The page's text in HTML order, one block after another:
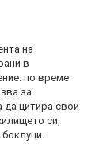
на
в
по време
за
да цитира свои
си,